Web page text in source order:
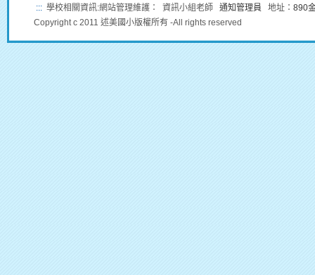
::: 學校相關資訊:網站管理維護： 資訊小組老師 通知管理員 地址： 890
Copyright c 2011 述美國小版權所有 -All rights reserved